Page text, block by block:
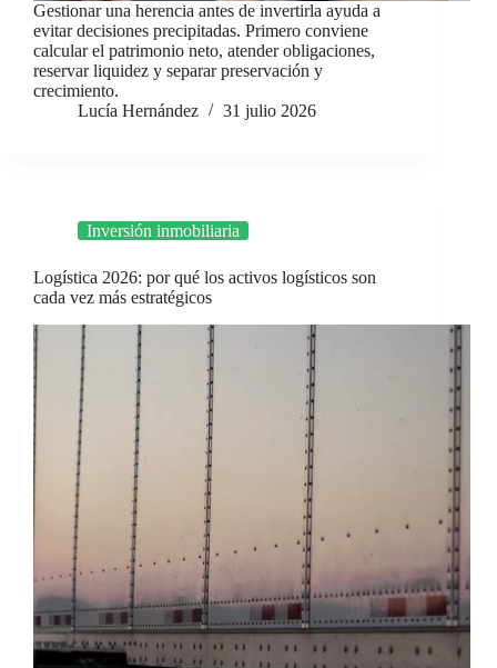
Gestionar una herencia antes de invertirla ayuda a
evitar decisiones precipitadas. Primero conviene
calcular el patrimonio neto, atender obligaciones,
reservar liquidez y separar preservación y
crecimiento.
Lucía Hernández
31 julio 2026
Inversión inmobiliaria
Logística 2026: por qué los activos logísticos son
cada vez más estratégicos